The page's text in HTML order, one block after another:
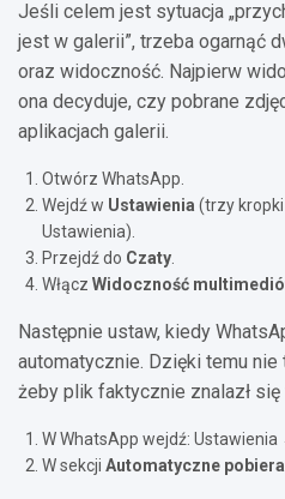
Jeśli celem jest sytuacja
jest w galerii”, trzeba ogarnąć
oraz widoczność. Najpierw
ona decyduje, czy pobrane
aplikacjach galerii.
Otwórz WhatsApp.
Wejdź w Ustawienia (trzy
Ustawienia).
Przejdź do Czaty
Włącz Widoczność
Następnie ustaw, kiedy
automatycznie. Dzięki temu nie
żeby plik faktycznie znalazł
W WhatsApp wejdź: Ustawienia
W sekcji Automatyczne